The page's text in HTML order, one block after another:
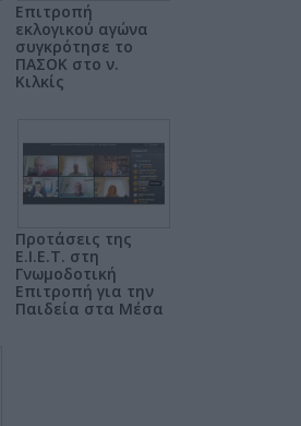
Επιτροπή
εκλογικού αγώνα
συγκρότησε το
ΠΑΣΟΚ στο ν.
Κιλκίς
Προτάσεις της
Ε.Ι.Ε.Τ. στη
Γνωμοδοτική
Επιτροπή για την
Παιδεία στα Μέσα